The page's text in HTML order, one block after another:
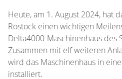
Heute, am 1. August 2024, hat
Rostock einen wichtigen
Delta4000-Maschinenhaus des
Zusammen mit elf weiteren
wird das Maschinenhaus in
installiert.